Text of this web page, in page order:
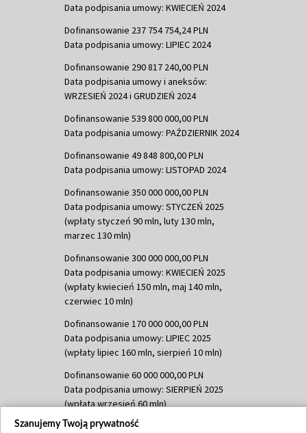
Data podpisania umowy: KWIECIEŃ 2024
Dofinansowanie 237 754 754,24 PLN
Data podpisania umowy: LIPIEC 2024
Dofinansowanie 290 817 240,00 PLN
Data podpisania umowy i aneksów:
WRZESIEŃ 2024 i GRUDZIEŃ 2024
Dofinansowanie 539 800 000,00 PLN
Data podpisania umowy: PAŹDZIERNIK 2024
Dofinansowanie 49 848 800,00 PLN
Data podpisania umowy: LISTOPAD 2024
Dofinansowanie 350 000 000,00 PLN
Data podpisania umowy: STYCZEŃ 2025
(wpłaty styczeń 90 mln, luty 130 mln,
marzec 130 mln)
Dofinansowanie 300 000 000,00 PLN
Data podpisania umowy: KWIECIEŃ 2025
(wpłaty kwiecień 150 mln, maj 140 mln,
czerwiec 10 mln)
Dofinansowanie 170 000 000,00 PLN
Data podpisania umowy: LIPIEC 2025
(wpłaty lipiec 160 mln, sierpień 10 mln)
Dofinansowanie 60 000 000,00 PLN
Data podpisania umowy: SIERPIEŃ 2025
(wpłata wrzesień 60 mln)
Dofinansowanie 635 783 051,21 PLN
Szanujemy Twoją prywatność